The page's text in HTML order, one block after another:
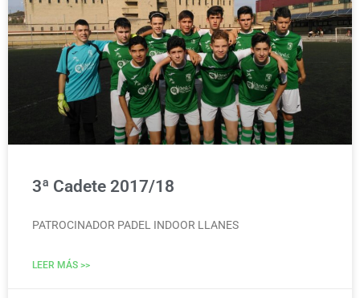
3ª Cadete 2017/18
PATROCINADOR PADEL INDOOR LLANES
LEER MÁS >>